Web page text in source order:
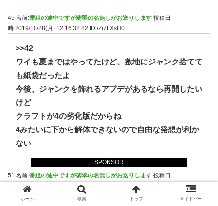
SPONSOR
45 名前:番組の途中ですが翡翠の名無しがお送りします 投稿日
時:2019/10/28(月) 12:16:32.82
ID:/Zi7FXsH0
>>42
ワイも夏まではやってたけど、敷地にジャンク捨てて
も紙袋だったよ
今後、ジャンクを飾れるアプデがあるなら再開したい
けど
クラフトが4の劣化版だからね
4みたいに下から解体できないので自由な発想が利か
ない
51 名前:番組の途中ですが翡翠の名無しがお送りします 投稿日
時:2019/10/28(月) 15:05:24.76
ホーム 検索 トップ サイドバー